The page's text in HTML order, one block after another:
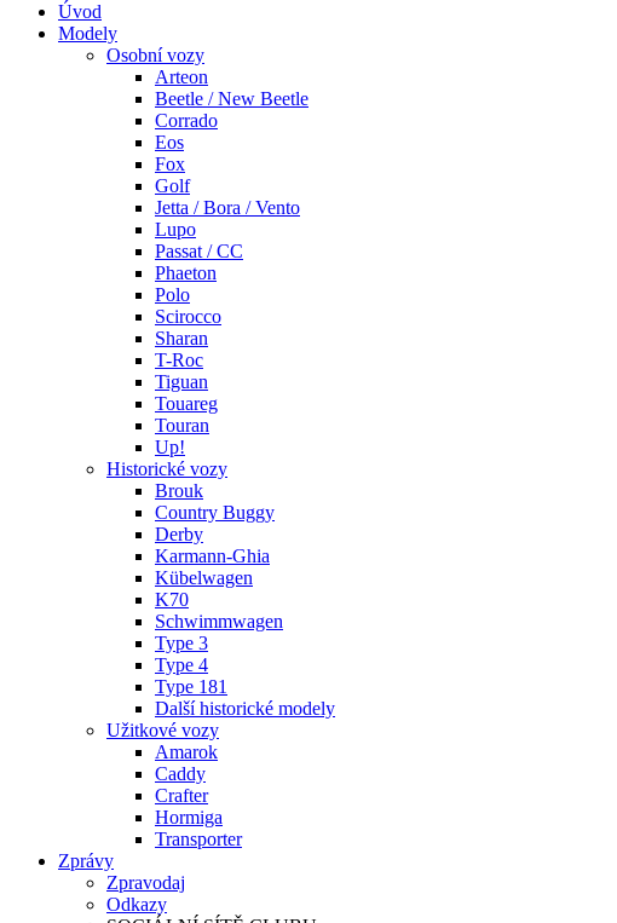
Úvod
Modely
Osobní vozy
Arteon
Beetle / New Beetle
Corrado
Eos
Fox
Golf
Jetta / Bora / Vento
Lupo
Passat / CC
Phaeton
Polo
Scirocco
Sharan
T-Roc
Tiguan
Touareg
Touran
Up!
Historické vozy
Brouk
Country Buggy
Derby
Karmann-Ghia
Kübelwagen
K70
Schwimmwagen
Type 3
Type 4
Type 181
Další historické modely
Užitkové vozy
Amarok
Caddy
Crafter
Hormiga
Transporter
Zprávy
Zpravodaj
Odkazy